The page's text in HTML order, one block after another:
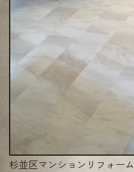
杉並区マンションリフォーム